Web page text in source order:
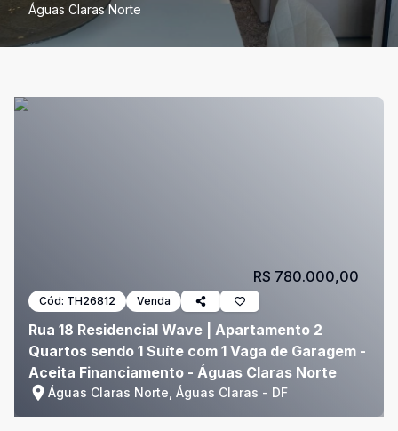
Águas Claras Norte
Cód: TH26812 Venda
Rua 18 Residencial Wave | Apartamento 2
Quartos sendo 1 Suíte com 1 Vaga de Garagem -
Aceita Financiamento - Águas Claras Norte
Águas Claras Norte, Águas Claras - DF
R$ 780.000,00